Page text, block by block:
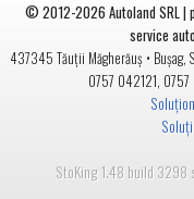
© 2012-2026Autoland SRL
service
437345 Tăuții Măgherăuș• Bușag,
0757 042121, 0757
StoKing 1.48 build 3298